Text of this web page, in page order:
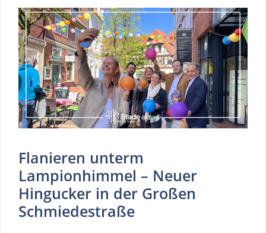
Flanieren unterm
Lampionhimmel – Neuer
Hingucker in der Großen
Schmiedestraße